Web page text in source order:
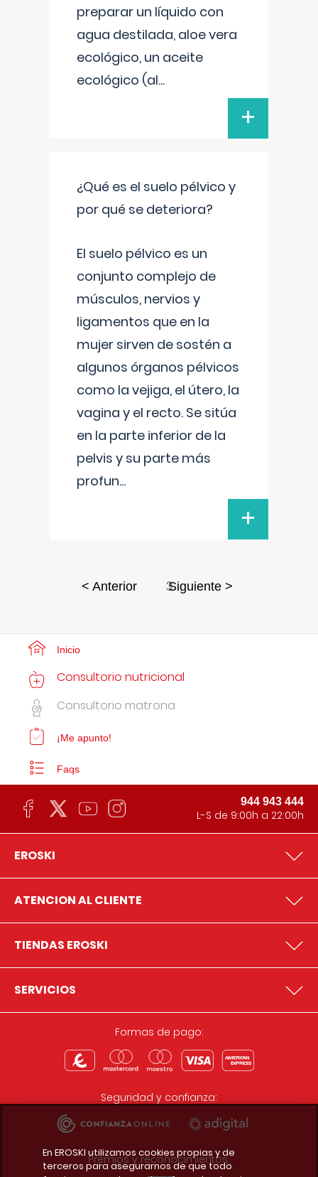
preparar un líquido con
agua destilada, aloe vera
ecológico, un aceite
ecológico (al...
+
¿Qué es el suelo pélvico y
por qué se deteriora?
El suelo pélvico es un
conjunto complejo de
músculos, nervios y
ligamentos que en la
mujer sirven de sostén a
algunos órganos pélvicos
como la vejiga, el útero, la
vagina y el recto. Se sitúa
en la parte inferior de la
pelvis y su parte más
profun...
+
< Anterior 3Siguiente >
Inicio
Consultorio nutricional
Consultorio matrona
¡Me apunto!
Faqs
944 943 444
L-S de 9:00h a 22:00h
EROSKI
ATENCION AL CLIENTE
TIENDAS EROSKI
SERVICIOS
Formas de pago:
Seguridad y confianza:
Premios y reconocimientos:
En EROSKI utilizamos cookies propias y de
terceros para asegurarnos de que todo